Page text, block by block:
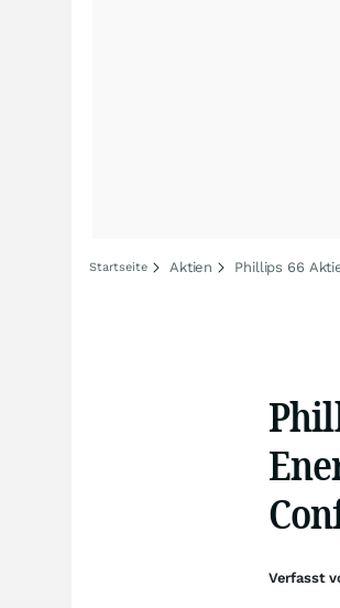
Startseite Aktien Phillips 66
Verfasst